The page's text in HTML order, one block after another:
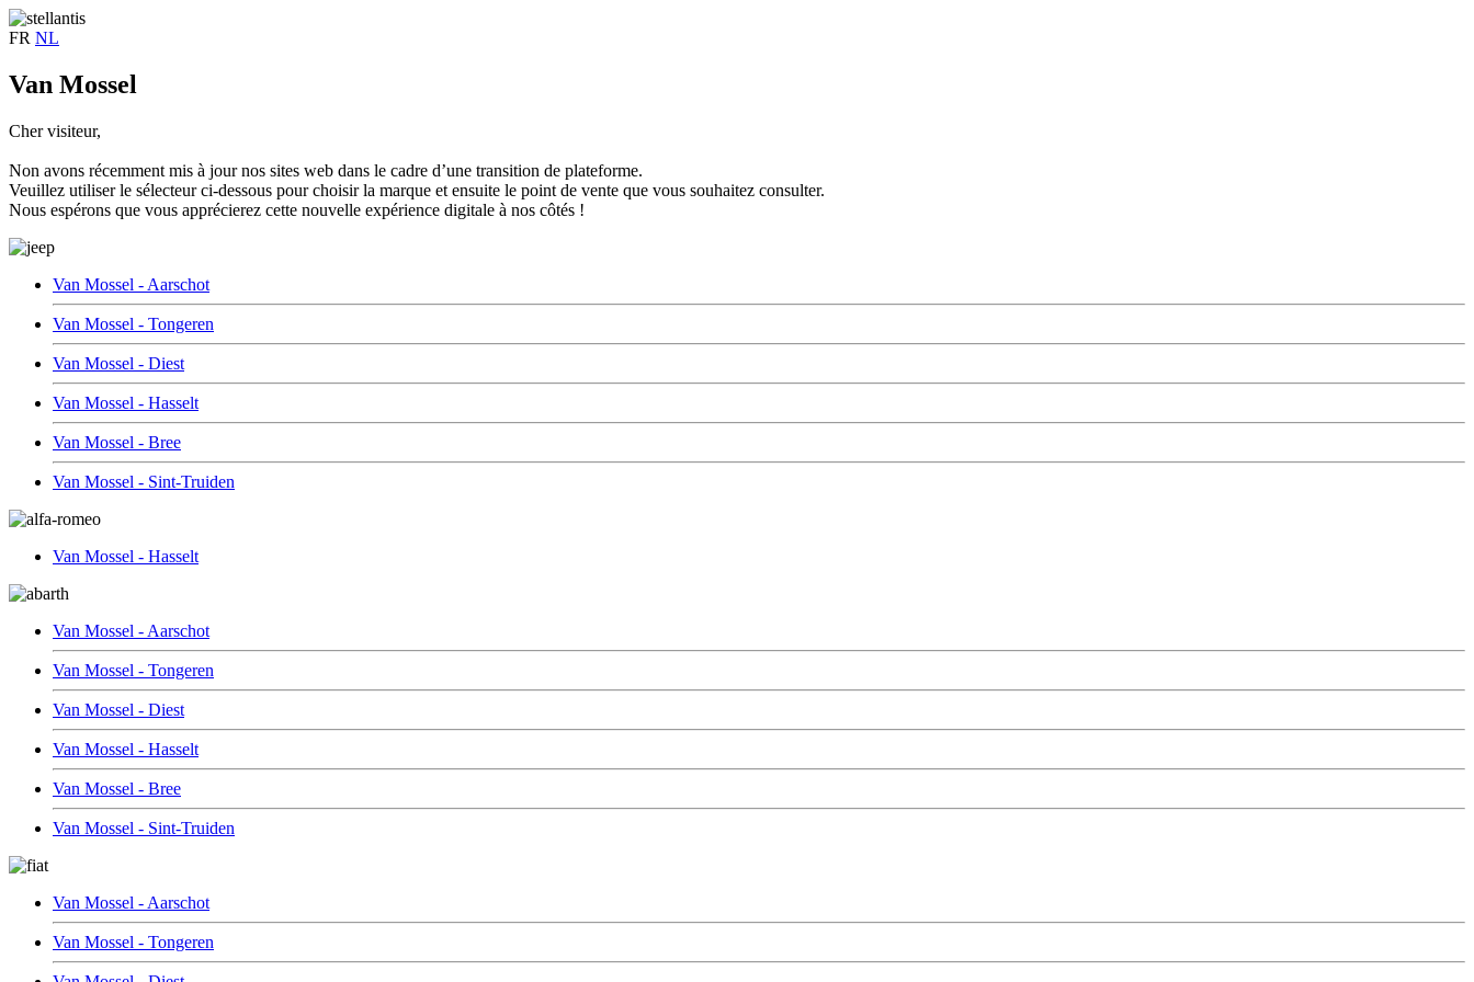
FR NL
Van Mossel
Cher visiteur,
Non avons récemment mis à jour nos sites web dans le cadre d’une transition de plateforme.
Veuillez utiliser le sélecteur ci-dessous pour choisir la marque et ensuite le point de vente que vous souhaitez consulter.
Nous espérons que vous apprécierez cette nouvelle expérience digitale à nos côtés !
Van Mossel - Aarschot
Van Mossel - Tongeren
Van Mossel - Diest
Van Mossel - Hasselt
Van Mossel - Bree
Van Mossel - Sint-Truiden
Van Mossel - Hasselt
Van Mossel - Aarschot
Van Mossel - Tongeren
Van Mossel - Diest
Van Mossel - Hasselt
Van Mossel - Bree
Van Mossel - Sint-Truiden
Van Mossel - Aarschot
Van Mossel - Tongeren